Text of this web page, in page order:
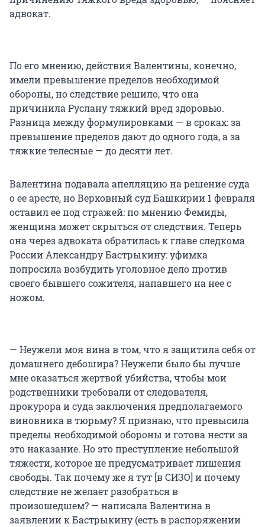
адвокат.
По его мнению, действия Валентины, конечно,
имели превышение пределов необходимой
обороны, но следствие решило, что она
причинила Руслану тяжкий вред здоровью.
Разница между формулировками — в сроках: за
превышение пределов дают до одного года, а за
тяжкие телесные — до десяти лет.
Валентина подавала апелляцию на решение суда
о ее аресте, но Верховный суд Башкирии 1 февраля
оставил ее под стражей: по мнению Фемиды,
женщина может скрыться от следствия. Теперь
она через адвоката обратилась к главе следкома
России Александру Бастрыкину: уфимка
попросила возбудить уголовное дело против
своего бывшего сожителя, напавшего на нее с
ножом.
— Неужели моя вина в том, что я защитила себя от
домашнего дебошира? Неужели было бы лучше
мне оказаться жертвой убийства, чтобы мои
родственники требовали от следователя,
прокурора и суда заключения предполагаемого
виновника в тюрьму? Я признаю, что превысила
пределы необходимой обороны и готова нести за
это наказание. Но это преступление небольшой
тяжести, которое не предусматривает лишения
свободы. Так почему же я тут [в СИЗО] и почему
следствие не желает разобраться в
произошедшем? — написала Валентина в
заявлении к Бастрыкину (есть в распоряжении